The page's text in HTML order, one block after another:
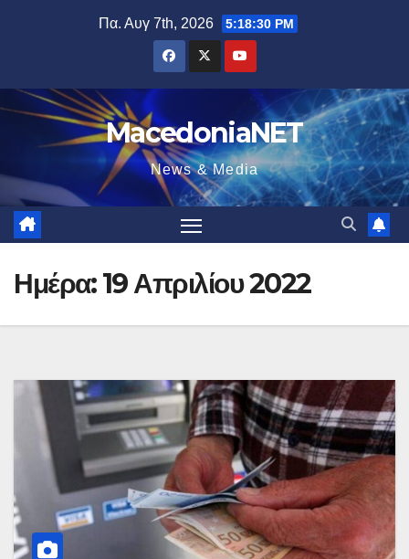
Πα. Αυγ 7th, 2026 5:18:31 PM
MacedoniaNET
News & Media
Ημέρα:19 Απριλίου 2022